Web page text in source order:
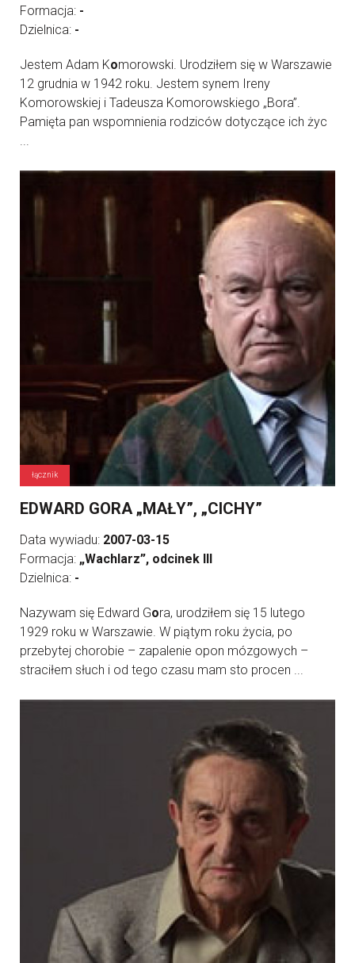
Formacja: -
Dzielnica: -
Jestem Adam Komorowski. Urodziłem się w Warszawie
12 grudnia w 1942 roku. Jestem synem Ireny
Komorowskiej i Tadeusza Komorowskiego „Bora”.
Pamięta pan wspomnienia rodziców dotyczące ich życ
...
łącznik
EDWARD GORA „MAŁY”, „CICHY”
Data wywiadu: 2007-03-15
Formacja: „Wachlarz”, odcinek III
Dzielnica: -
Nazywam się Edward Gora, urodziłem się 15 lutego
1929 roku w Warszawie. W piątym roku życia, po
przebytej chorobie – zapalenie opon mózgowych –
straciłem słuch i od tego czasu mam sto procen ...